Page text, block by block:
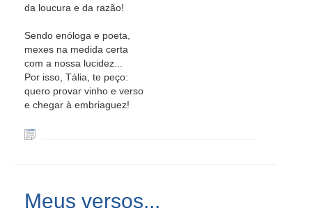
da loucura e da razão!
Sendo enóloga e poeta,
mexes na medida certa
com a nossa lucidez...
Por isso, Tália, te peço:
quero provar vinho e verso
e chegar à embriaguez!
Meus versos...